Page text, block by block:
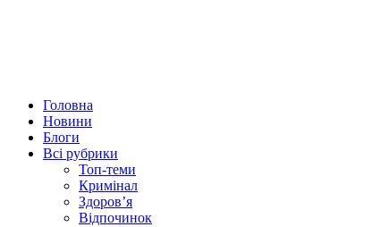
Головна
Новини
Блоги
Всі рубрики
Топ-теми
Кримінал
Здоров’я
Відпочинок